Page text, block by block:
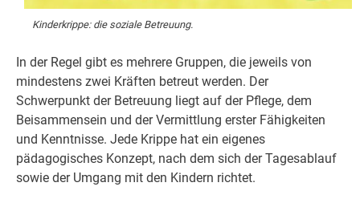
Kinderkrippe: die soziale Betreuung.
In der Regel gibt es mehrere Gruppen, die jeweils von
mindestens zwei Kräften betreut werden. Der
Schwerpunkt der Betreuung liegt auf der Pflege, dem
Beisammensein und der Vermittlung erster Fähigkeiten
und Kenntnisse. Jede Krippe hat ein eigenes
pädagogisches Konzept, nach dem sich der Tagesablauf
sowie der Umgang mit den Kindern richtet.